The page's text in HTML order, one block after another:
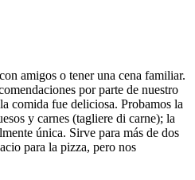
amigos o tener una cena familiar.
por parte de nuestro
comida fue deliciosa. Probamos la
y carnes (tagliere di carne); la
única. Sirve para más de dos
para la pizza, pero nos